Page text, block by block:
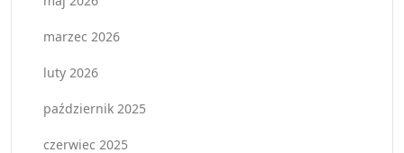
marzec 2026
luty 2026
październik 2025
czerwiec 2025